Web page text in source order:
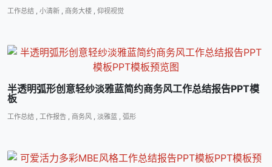
工作总结 , 小清新 , 商务大楼 , 仰视视觉
半透明弧形创意轻纱淡雅蓝简约商务风工作总结报告PPT模
板
工作总结 , 工作报告 , 商务风 , 淡雅蓝 , 弧形